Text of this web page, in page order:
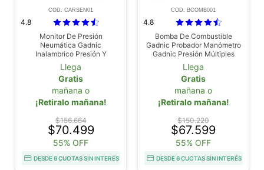
COD. CARSEN01
4.8
Monitor De Presión
Neumática Gadnic
Inalambrico Presión Y
Temperatura
Llega
Gratis
mañana o
¡Retiralo mañana!
$156.664
$70.499
55% OFF
DESDE 6 CUOTAS SIN INTERÉS
COD. BCOMB001
4.8
Bomba De Combustible
Gadnic Probador Manómetro
Gadnic Presión Múltiples
Adaptadores
Llega
Gratis
mañana o
¡Retiralo mañana!
$150.220
$67.599
55% OFF
DESDE 6 CUOTAS SIN INTERÉS